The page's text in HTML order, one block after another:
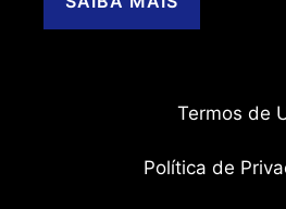
Termos de
Política de